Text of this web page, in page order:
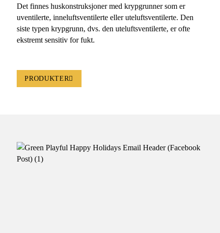
Det finnes huskonstruksjoner med krypgrunner som er
uventilerte, inneluftsventilerte eller uteluftsventilerte. Den
siste typen krypgrunn, dvs. den uteluftsventilerte, er ofte
ekstremt sensitiv for fukt.
PRODUKTER